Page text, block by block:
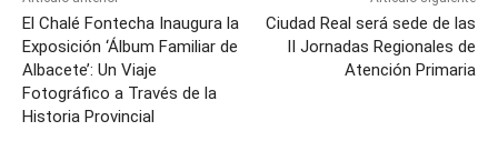
El Chalé Fontecha Inaugura la
Exposición ‘Álbum Familiar de
Albacete’: Un Viaje
Fotográfico a Través de la
Historia Provincial
Ciudad Real será sede de las
II Jornadas Regionales de
Atención Primaria